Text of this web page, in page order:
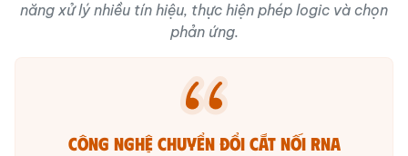
năng xử lý nhiều tín hiệu, thực hiện phép logic và chọn
phản ứng.
Công nghệ chuyển đổi cắt nối RNA